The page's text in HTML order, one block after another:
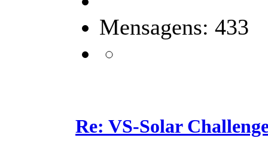
Mensagens: 433
Re: VS-Solar